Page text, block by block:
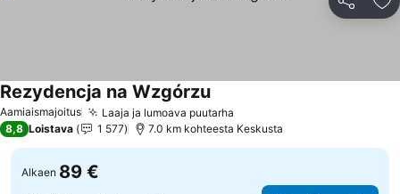
Jaa
Aamiaismajoitus Laaja ja lumoava puutarha
Rezydencja na Wzgórzu
8,8 Loistava 1 577 7.0 km kohteesta Keskusta
Alkaen 89 €